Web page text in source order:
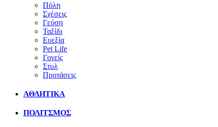
Πόλη
Σχέσεις
Γεύση
Ταξίδι
Ευεξία
Pet Life
Γονείς
Στυλ
Προτάσεις
ΑΘΛΗΤΙΚΑ
ΠΟΛΙΤΣΜΟΣ